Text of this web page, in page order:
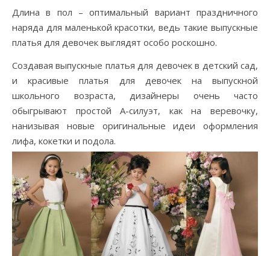
Длина в пол – оптимальный вариант праздничного
наряда для маленькой красотки, ведь такие выпускные
платья для девочек выглядят особо роскошно.
Создавая выпускные платья для девочек в детский сад,
и красивые платья для девочек на выпускной
школьного возраста, дизайнеры очень часто
обыгрывают простой А-силуэт, как на веревочку,
нанизывая новые оригинальные идеи оформления
лифа, кокетки и подола.